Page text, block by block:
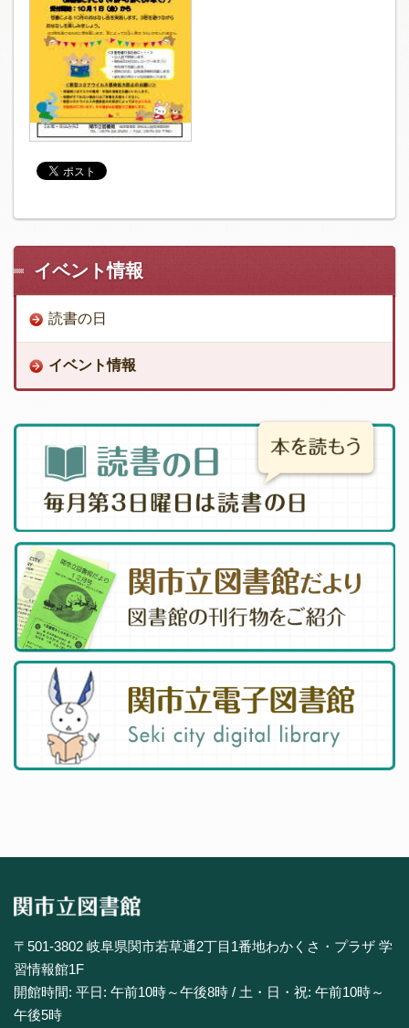
イベント情報
読書の日
イベント情報
〒501-3802 岐阜県関市若草通2丁目1番地わかくさ・プラザ 学
習情報館1F
開館時間: 平日: 午前10時～午後8時 / 土・日・祝: 午前10時～
午後5時